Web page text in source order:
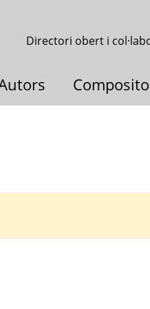
Directori obert i